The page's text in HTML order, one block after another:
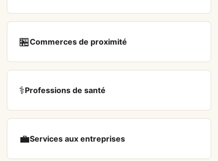
🏪Commerces de proximité
⚕️Professions de santé
💼Services aux entreprises